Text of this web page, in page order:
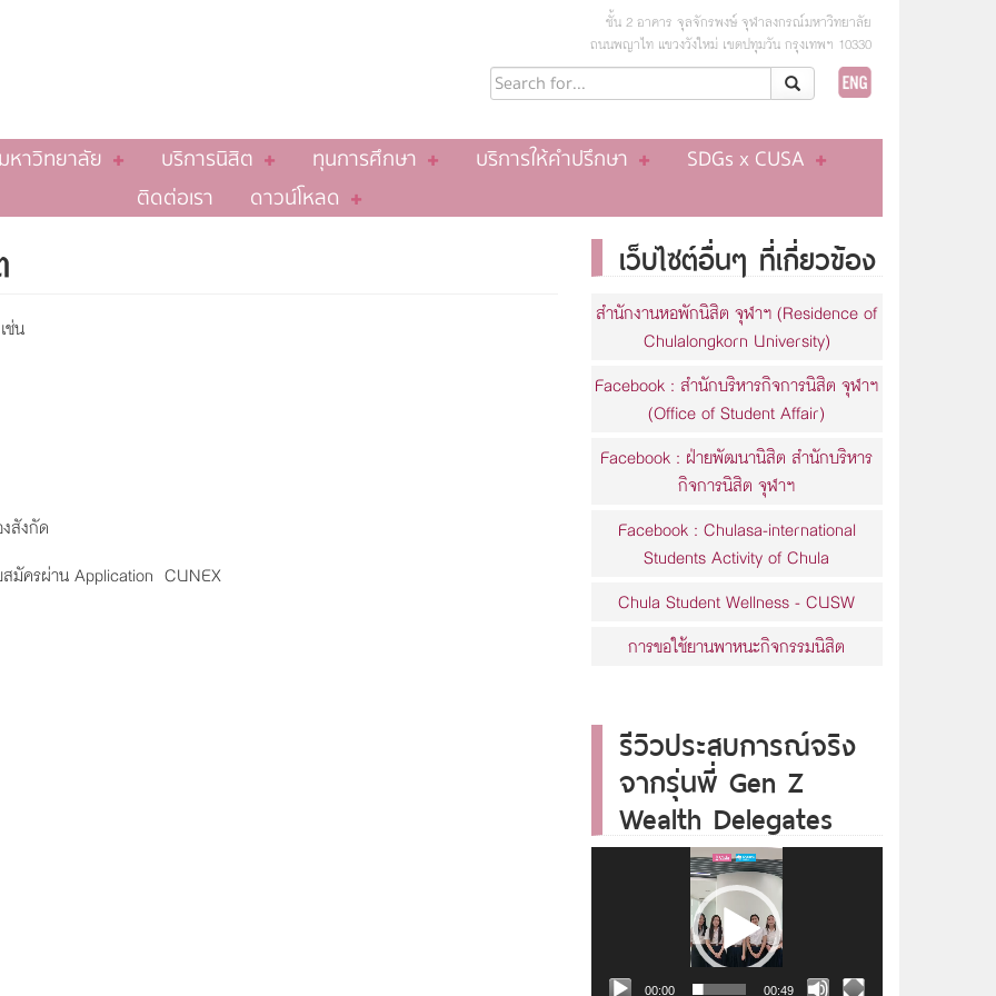
ชั้น 2 อาคาร จุลจักรพงษ์ จุฬาลงกรณ์มหาวิทยาลัย
ถนนพญาไท แขวงวังใหม่ เขตปทุมวัน กรุงเทพฯ 10330
หาวิทยาลัย บริการนิสิต ทุนการศึกษา บริการให้คำปรึกษา
SDGs x CUSA
ติดต่อเรา
ดาวน์โหลด
ช่น
สังกัด
มัครผ่าน Application CUNEX
เว็บไซต์อื่นๆ ที่เกี่ยวข้อง
สำนักงานหอพักนิสิต จุฬาฯ (Residence of
Chulalongkorn University)
Facebook : สำนักบริหารกิจการนิสิต จุฬาฯ
(Office of Student Affair)
Facebook : ฝ่ายพัฒนานิสิต สำนักบริหาร
กิจการนิสิต จุฬาฯ
Facebook : Chulasa-international
Students Activity of Chula
Chula Student Wellness - CUSW
การขอใช้ยานพาหนะกิจกรรมนิสิต
รีวิวประสบการณ์จริง
จากรุ่นพี่ Gen Z
Wealth Delegates
00:00 00:49